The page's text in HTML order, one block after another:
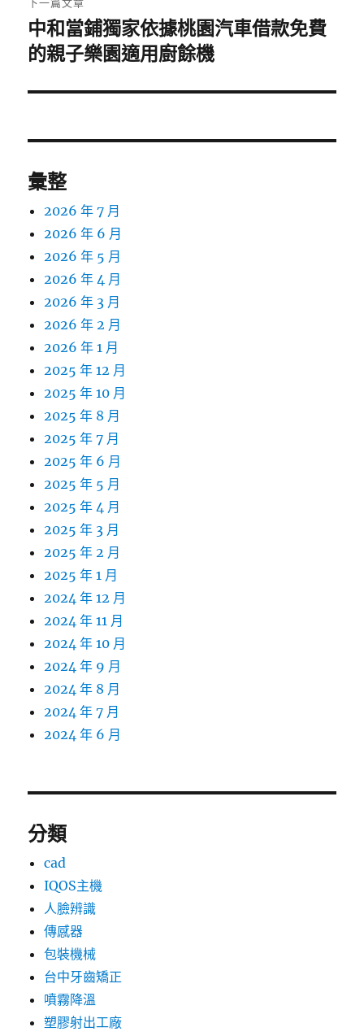
下
一
文
中和當鋪獨家依據桃園汽車借款免費
的親子樂園適用廚餘機
彙整
2026 年 7 月
2026 年 6 月
2026 年 5 月
2026 年 4 月
2026 年 3 月
2026 年 2 月
2026 年 1 月
2025 年 12 月
2025 年 10 月
2025 年 8 月
2025 年 7 月
2025 年 6 月
2025 年 5 月
2025 年 4 月
2025 年 3 月
2025 年 2 月
2025 年 1 月
2024 年 12 月
2024 年 11 月
2024 年 10 月
2024 年 9 月
2024 年 8 月
2024 年 7 月
2024 年 6 月
分類
cad
IQOS主機
人臉辨識
傳感器
包裝機械
台中牙齒矯正
噴霧降溫
塑膠射出工廠